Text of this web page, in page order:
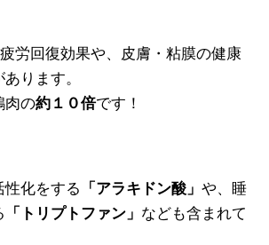
労回復効果や、皮膚・粘膜の健康
ります。
肉の約１０倍です！
性化をする 「アラキドン酸」 や、睡
「トリプトファン」 なども含まれて